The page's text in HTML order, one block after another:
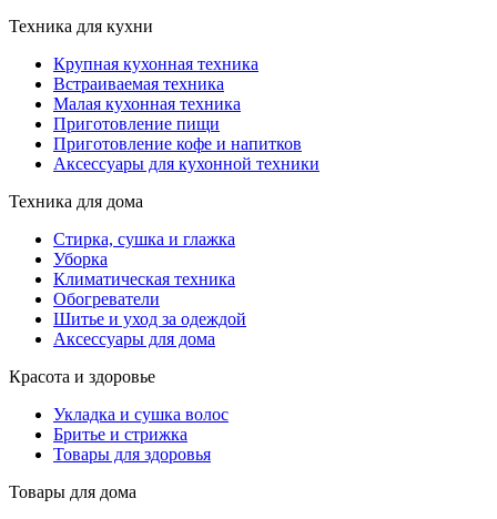
Техника для кухни
Крупная кухонная техника
Встраиваемая техника
Малая кухонная техника
Приготовление пищи
Приготовление кофе и напитков
Аксессуары для кухонной техники
Техника для дома
Стирка, сушка и глажка
Уборка
Климатическая техника
Обогреватели
Шитье и уход за одеждой
Аксессуары для дома
Красота и здоровье
Укладка и сушка волос
Бритье и стрижка
Товары для здоровья
Товары для дома